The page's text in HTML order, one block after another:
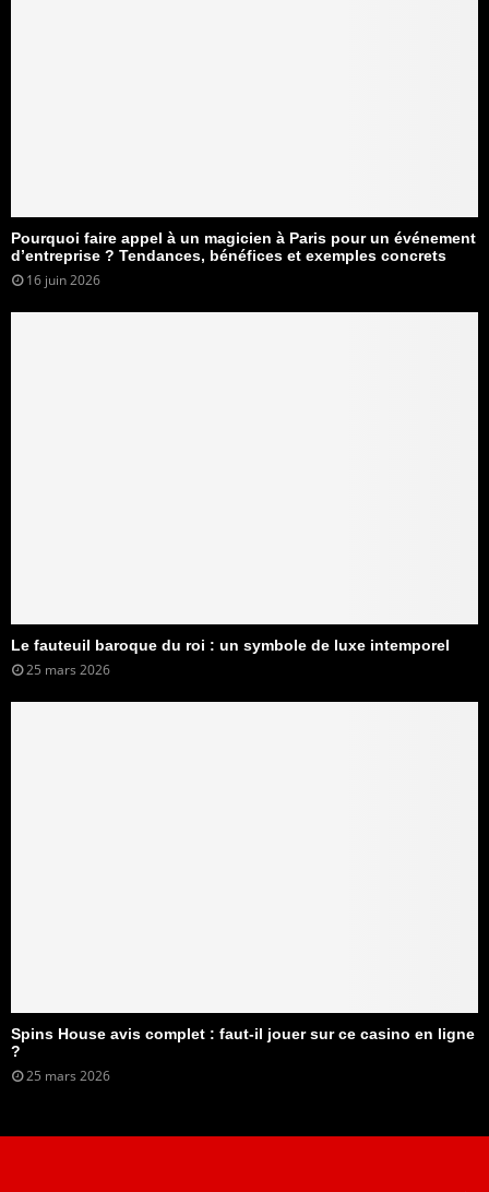
Pourquoi faire appel à un magicien à Paris pour un événement
d’entreprise ? Tendances, bénéfices et exemples concrets
16 juin 2026
Le fauteuil baroque du roi : un symbole de luxe intemporel
25 mars 2026
Spins House avis complet : faut-il jouer sur ce casino en ligne
?
25 mars 2026